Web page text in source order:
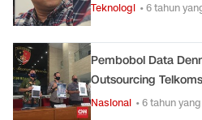
Teknologi • 6 tahun
Pembobol Data
Outsourcing
Nasional • 6 tahun